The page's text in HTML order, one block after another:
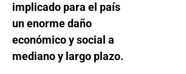
implicado para el país
un enorme daño
económico y social a
mediano y largo plazo.